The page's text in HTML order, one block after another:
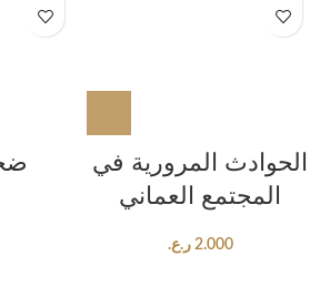
الحوادث المرورية في
المجتمع العماني
2.000 ر.ع.